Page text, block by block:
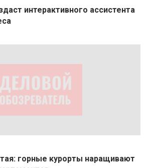
интерактивного ассистента
горные курорты наращивают